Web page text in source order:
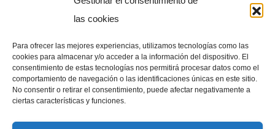
las cookies
Para ofrecer las mejores experiencias, utilizamos tecnologías como las
cookies para almacenar y/o acceder a la información del dispositivo. El
consentimiento de estas tecnologías nos permitirá procesar datos como el
comportamiento de navegación o las identificaciones únicas en este sitio.
No consentir o retirar el consentimiento, puede afectar negativamente a
ciertas características y funciones.
E-mail
diaadia.redaccion@gmail.com